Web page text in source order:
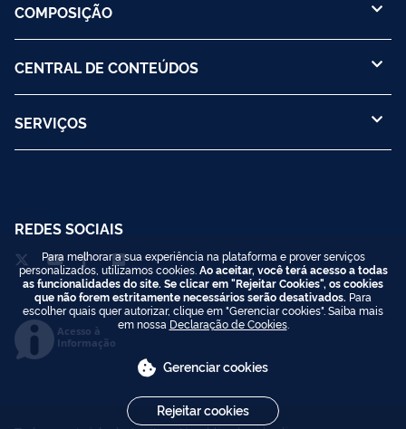
COMPOSIÇÃO
CENTRAL DE CONTEÚDOS
SERVIÇOS
REDES SOCIAIS
Acesso à
Informação
Para melhorar a sua experiência na plataforma e prover serviços
personalizados, utilizamos cookies. Ao aceitar, você terá acesso a todas
as funcionalidades do site. Se clicar em "Rejeitar Cookies", os cookies
que não forem estritamente necessários serão desativados. Para
escolher quais quer autorizar, clique em "Gerenciar cookies". Saiba mais
em nossa Declaração de Cookies.
Gerenciar cookies
Rejeitar cookies